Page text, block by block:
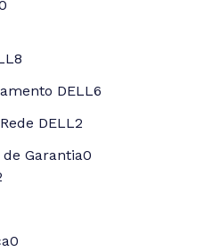
8
DELL6
DELL2
de Garantia0
0